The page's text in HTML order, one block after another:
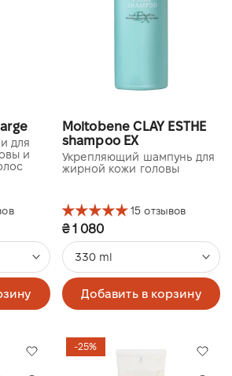
для
и
Moltobene CLAY ESTHE
shampoo EХ
Укрепляющий шампунь для
жирной кожи головы
15 отзывов
₴ 1 080
330 ml
Добавить в корзину
-25%